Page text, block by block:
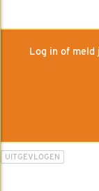
Log in of
UITGEVLOGEN